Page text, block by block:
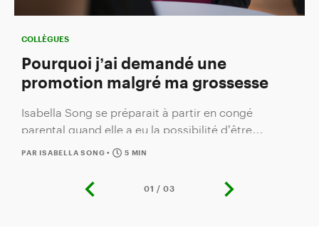
COLLÈGUES
Pourquoi j’ai demandé une
promotion malgré ma grossesse
Isabella Song se préparait à partir en congé
parental quand elle a eu la possibilité d’être
promue. Au lieu d’y renoncer, elle a choisi de se
lancer.
PAR ISABELLA SONG• 5 MIN
01 / 03